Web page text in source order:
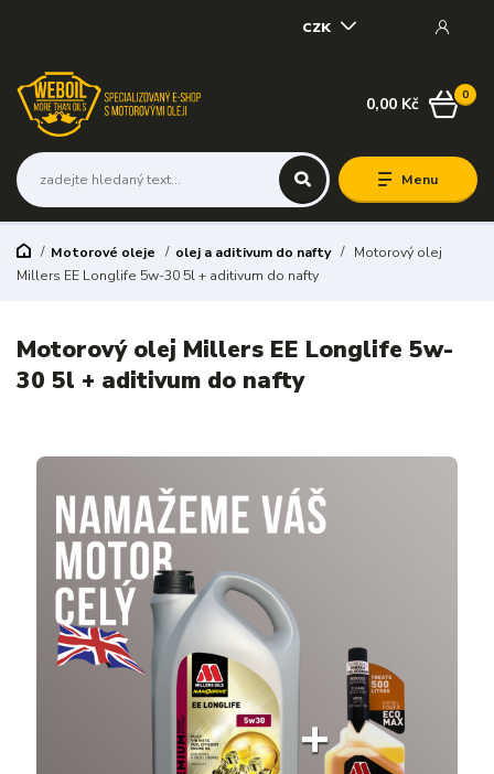
Menu
CZK
0
0,00 Kč
Motorové oleje olej a aditivum do nafty
Motorový olej
Millers EE Longlife 5w-30 5l + aditivum do nafty
Motorový olej Millers EE Longlife 5w-
30 5l + aditivum do nafty